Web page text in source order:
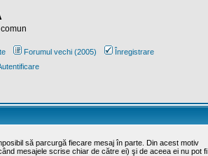
Forumul vechi (2005)
Înregistrare
să parcurgă fiecare mesaj în parte. Din acest motiv
mesajele scrise chiar de către ei) şi de aceea ei nu pot fi